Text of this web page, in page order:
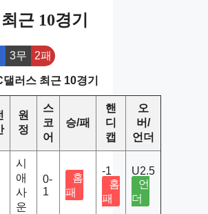
근 10경기
3무 2패
댈러스 최근 10경기
원
정
스
코
어
승/패
핸
디
캡
오
버/
언더
시
애
사
운
0-
1
홈
패
-1
홈
패
U2.5
언
더